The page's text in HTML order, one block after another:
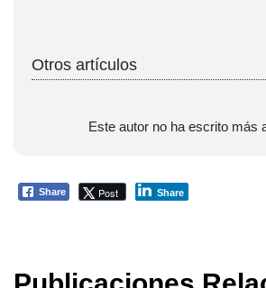
Otros artículos
Este autor no ha escrito más
Share Post Share